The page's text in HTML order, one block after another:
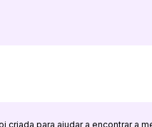
criada para ajudar a encontrar a